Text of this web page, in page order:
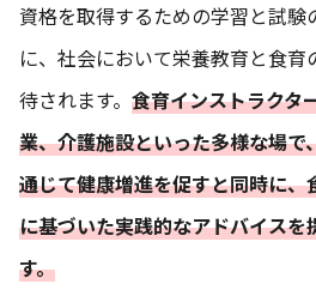
資格を取得するための学習と試験
に、社会において栄養教育と食
待されます。 食育インストラクタ
業、介護施設といった多様な場で
通じて健康増進を促すと同時に
に基づいた実践的なアドバイスを
す。